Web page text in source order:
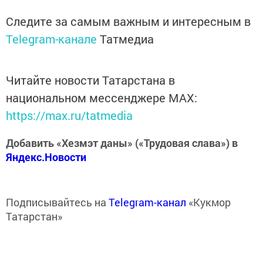
Следите за самым важным и интересным в
Telegram-канале Татмедиа
Читайте новости Татарстана в
национальном мессенджере MАХ:
https://max.ru/tatmedia
Добавить «Хезмэт даны» («Трудовая слава») в
Яндекс.Новости
Подписывайтесь на Telegram-канал «Кукмор
Татарстан»